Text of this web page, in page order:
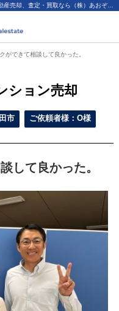
ができて相談して良かった。
ション売却
市 ご依頼者様：O様
して良かった。